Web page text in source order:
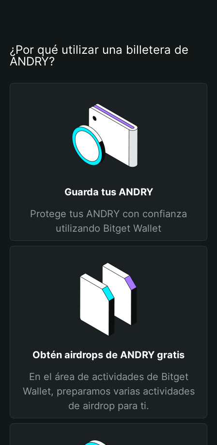
¿Por qué utilizar una billetera de
ANDRY?
Guarda tus ANDRY
Protege tus ANDRY con confianza
utilizando Bitget Wallet
Obtén airdrops de ANDRY gratis
En el área de actividades de Bitget
Wallet, preparamos varias actividades
de airdrop para ti.